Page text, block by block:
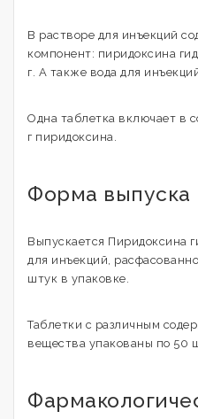
В растворе для инъекций
компонент: пиридоксина
г. А также вода для
Одна таблетка включает в
г пиридоксина.
Форма выпуска
Выпускается Пиридоксина
для инъекций,
штук в упаковке.
Таблетки с различным
вещества упакованы по 50